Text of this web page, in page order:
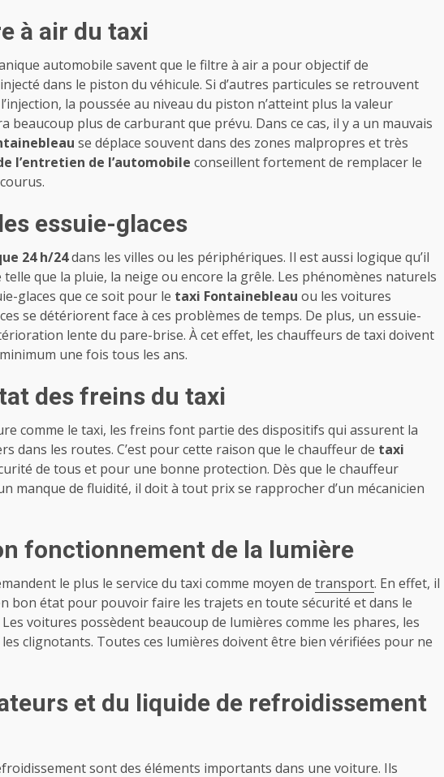
à air du taxi
automobile savent que le filtre à air a pour objectif de
dans le piston du véhicule. Si d’autres particules se retrouvent
la poussée au niveau du piston n’atteint plus la valeur
beaucoup plus de carburant que prévu. Dans ce cas, il y a un mauvais
se déplace souvent dans des zones malpropres et très
l’entretien de l’automobile conseillent fortement de remplacer le
essuie-glaces
24 h/24dans les villes ou les périphériques. Il est aussi logique qu’il
que la pluie, la neige ou encore la grêle. Les phénomènes naturels
glaces que ce soit pour le taxi Fontainebleau ou les voitures
se détériorent face à ces problèmes de temps. De plus, un essuie-
lente du pare-brise. À cet effet, les chauffeurs de taxi doivent
une fois tous les ans.
des freins du taxi
comme le taxi, les freins font partie des dispositifs qui assurent la
dans les routes. C’est pour cette raison que le chauffeur de taxi
de tous et pour une bonne protection. Dès que le chauffeur
manque de fluidité, il doit à tout prix se rapprocher d’un mécanicien
fonctionnement de la lumière
le plus le service du taxi comme moyen de transport. En effet, il
bon état pour pouvoir faire les trajets en toute sécurité et dans le
voitures possèdent beaucoup de lumières comme les phares, les
clignotants. Toutes ces lumières doivent être bien vérifiées pour ne
et du liquide de refroidissement
sont des éléments importants dans une voiture. Ils